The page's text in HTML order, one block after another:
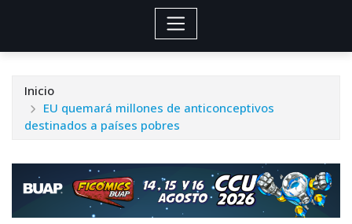
Inicio
EU quemará millones de anticonceptivos
destinados a países pobres